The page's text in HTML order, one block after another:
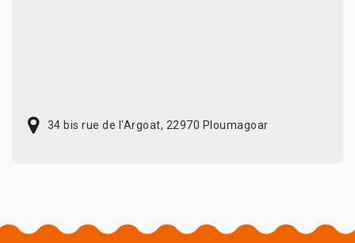
34 bis rue de l'Argoat, 22970 Ploumagoar